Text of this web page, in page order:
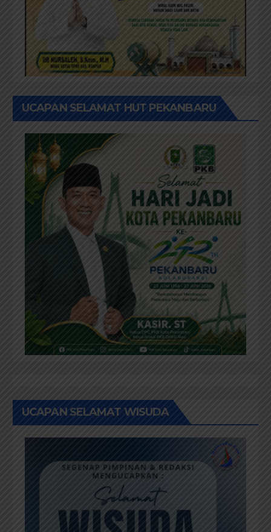
UCAPAN SELAMAT HUT PEKANBARU
UCAPAN SELAMAT WISUDA